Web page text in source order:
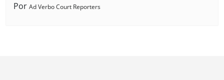
Por Ad Verbo Court Reporters